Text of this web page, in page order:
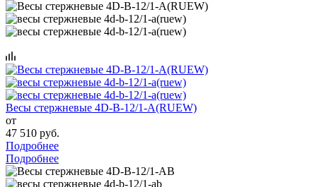
Весы стержневые 4D-B-12/1-A(RUEW)
от
47 510 руб.
Подробнее
Подробнее